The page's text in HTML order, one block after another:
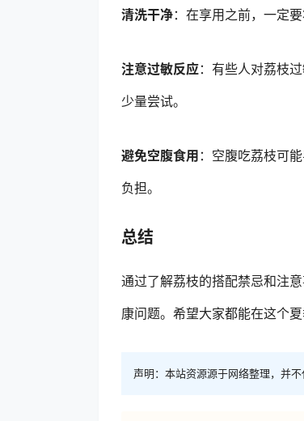
清洗干净：在享用之前，一定
注意过敏反应：有些人对荔枝
少量尝试。
避免空腹食用 ：空腹吃荔枝可
负担。
总结
通过了解荔枝的搭配禁忌和注
康问题。希望大家都能在这个
声明：本站资源源于网络整理，并